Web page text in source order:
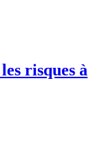
risques à